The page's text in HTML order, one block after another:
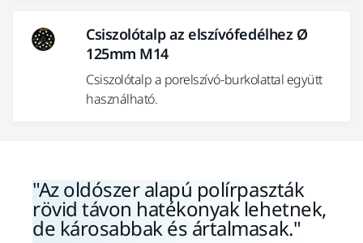
Csiszolótalp az elszívófedélhez Ø
125mm M14
Csiszolótalp a porelszívó-burkolattal együtt
használható.
Az oldószer alapú polírpaszták
rövid távon hatékonyak lehetnek,
de károsabbak és ártalmasak.